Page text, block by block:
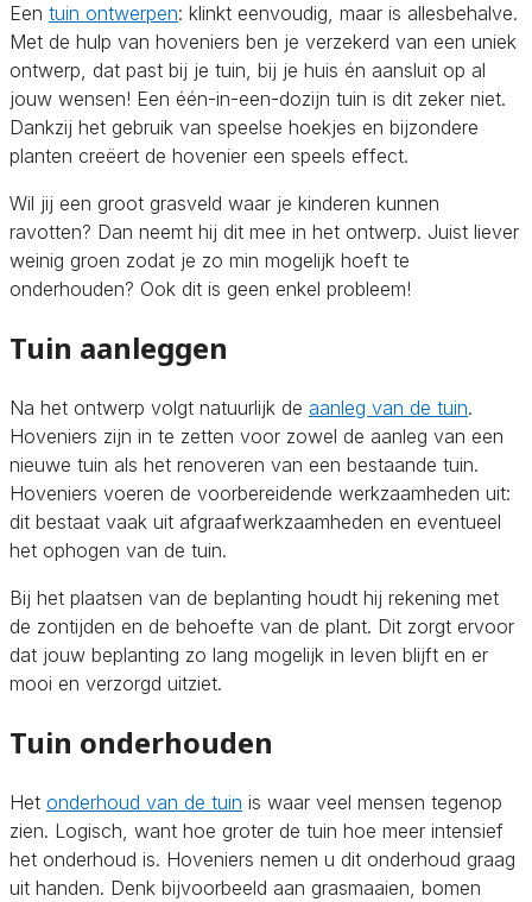
Een tuin ontwerpen: klinkt eenvoudig, maar is allesbehalve.
Met de hulp van hoveniers ben je verzekerd van een uniek
ontwerp, dat past bij je tuin, bij je huis én aansluit op al
jouw wensen! Een één-in-een-dozijn tuin is dit zeker niet.
Dankzij het gebruik van speelse hoekjes en bijzondere
planten creëert de hovenier een speels effect.
Wil jij een groot grasveld waar je kinderen kunnen
ravotten? Dan neemt hij dit mee in het ontwerp. Juist liever
weinig groen zodat je zo min mogelijk hoeft te
onderhouden? Ook dit is geen enkel probleem!
Tuin aanleggen
Na het ontwerp volgt natuurlijk de aanleg van de tuin.
Hoveniers zijn in te zetten voor zowel de aanleg van een
nieuwe tuin als het renoveren van een bestaande tuin.
Hoveniers voeren de voorbereidende werkzaamheden uit:
dit bestaat vaak uit afgraafwerkzaamheden en eventueel
het ophogen van de tuin.
Bij het plaatsen van de beplanting houdt hij rekening met
de zontijden en de behoefte van de plant. Dit zorgt ervoor
dat jouw beplanting zo lang mogelijk in leven blijft en er
mooi en verzorgd uitziet.
Tuin onderhouden
Het onderhoud van de tuin is waar veel mensen tegenop
zien. Logisch, want hoe groter de tuin hoe meer intensief
het onderhoud is. Hoveniers nemen u dit onderhoud graag
uit handen. Denk bijvoorbeeld aan grasmaaien, bomen